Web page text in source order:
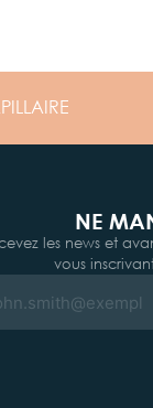
NE
les news et
vous